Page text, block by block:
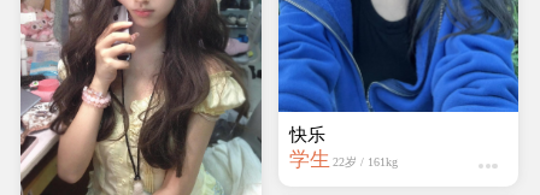
快乐
学生 22岁 / 161kg